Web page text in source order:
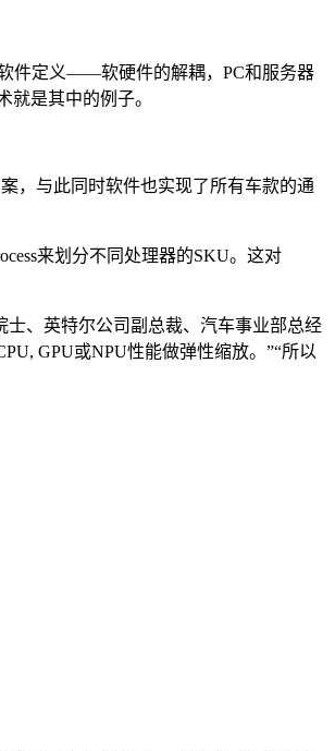
软件定义——软硬件的解耦，PC和服务器
是其中的例子。
，与此同时软件也实现了所有车款的通
来划分不同处理器的SKU。这对
士、英特尔公司副总裁、汽车事业部总经
GPU或NPU性能做弹性缩放。”“所以